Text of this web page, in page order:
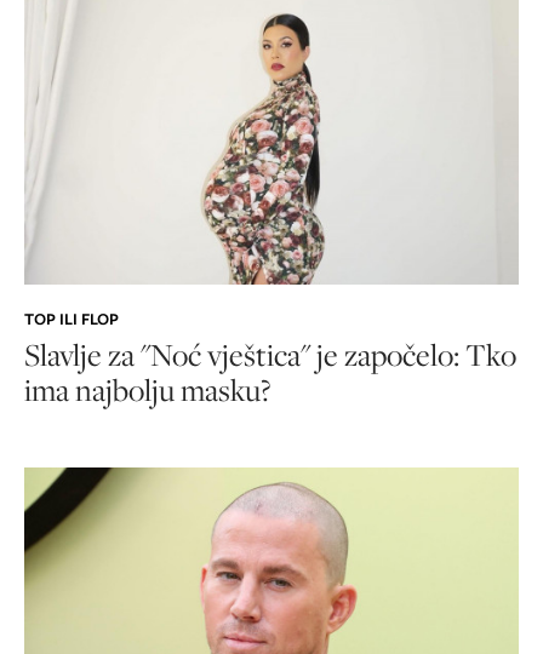
TOP ILI FLOP
Slavlje za "Noć vještica" je započelo: Tko
ima najbolju masku?